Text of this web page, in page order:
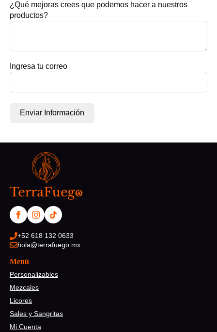
¿Qué mejoras crees que podemos hacer a nuestros
productos?
Ingresa tu correo
Enviar Información
+52 618 132 0633
hola@terrafuego.mx
Menú
Personalizables
Mezcales
Licores
Sales y Sangritas
Mi Cuenta